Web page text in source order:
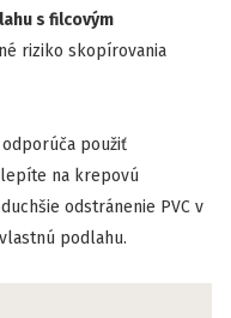
s filcovým
riziko skopírovania
použiť
na krepovú
odstránenie PVC v
podlahu.